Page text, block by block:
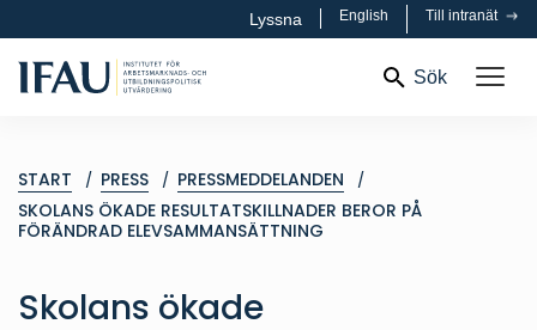
Lyssna English Till intranät
Sök
START PRESS
PRESSMEDDELANDEN
SKOLANS ÖKADE RESULTATSKILLNADER BEROR PÅ
FÖRÄNDRAD ELEVSAMMANSÄTTNING
Skolans ökade